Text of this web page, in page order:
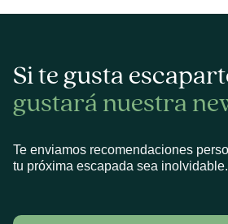
Si te gusta
gustará nuestra
Te enviamos recomendaciones
tu próxima escapada sea